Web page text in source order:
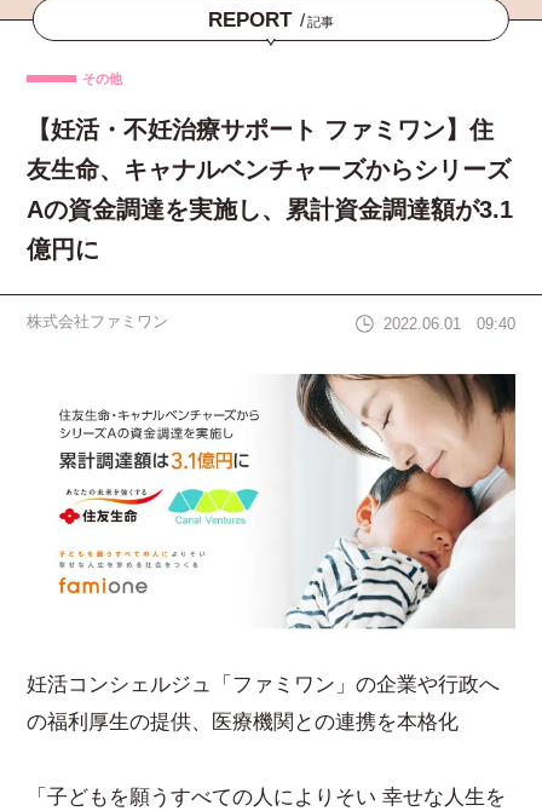
REPORT /記事
その他
【妊活・不妊治療サポート ファミワン】住
友生命、キャナルベンチャーズからシリーズ
Aの資金調達を実施し、累計資金調達額が3.1
億円に
株式会社ファミワン 2022.06.01 09:40
妊活コンシェルジュ「ファミワン」の企業や行政へ
の福利厚生の提供、医療機関との連携を本格化
「子どもを願うすべての人によりそい 幸せな人生を